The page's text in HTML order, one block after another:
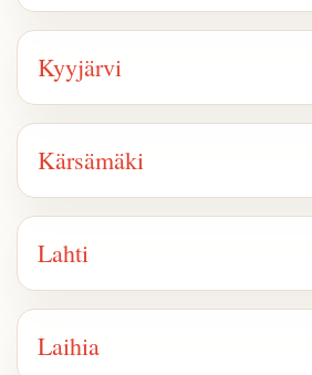
Kyyjärvi
Kärsämäki
Lahti
Laihia